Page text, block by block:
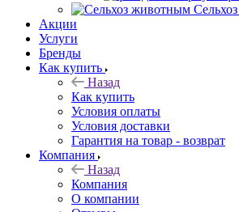
Акции
Услуги
Бренды
Как купить
Назад
Как купить
Условия оплаты
Условия доставки
Гарантия на товар - возврат
Компания
Назад
Компания
О компании